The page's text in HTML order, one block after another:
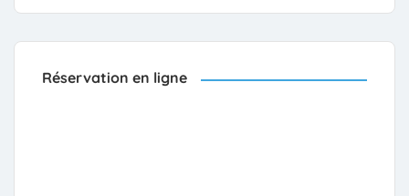
Réservation en ligne